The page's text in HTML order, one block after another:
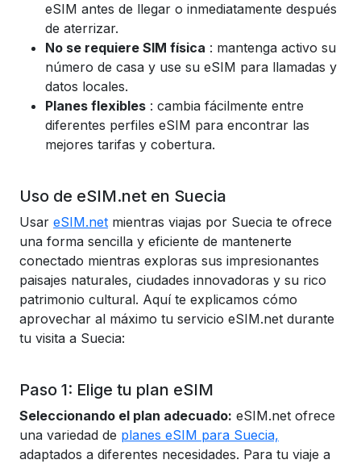
eSIM antes de llegar o inmediatamente después
de aterrizar.
No se requiere SIM física : mantenga activo su
número de casa y use su eSIM para llamadas y
datos locales.
Planes flexibles : cambia fácilmente entre
diferentes perfiles eSIM para encontrar las
mejores tarifas y cobertura.
Uso de eSIM.net en Suecia
Usar eSIM.net mientras viajas por Suecia te ofrece
una forma sencilla y eficiente de mantenerte
conectado mientras exploras sus impresionantes
paisajes naturales, ciudades innovadoras y su rico
patrimonio cultural. Aquí te explicamos cómo
aprovechar al máximo tu servicio eSIM.net durante
tu visita a Suecia:
Paso 1: Elige tu plan eSIM
Seleccionando el plan adecuado: eSIM.net ofrece
una variedad de planes eSIM para Suecia,
adaptados a diferentes necesidades. Para tu viaje a